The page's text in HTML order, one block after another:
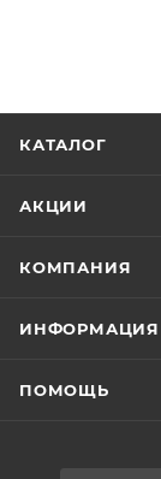
КАТАЛОГ
АКЦИИ
КОМПАНИЯ
ИНФОРМАЦИЯ
ПОМОЩЬ